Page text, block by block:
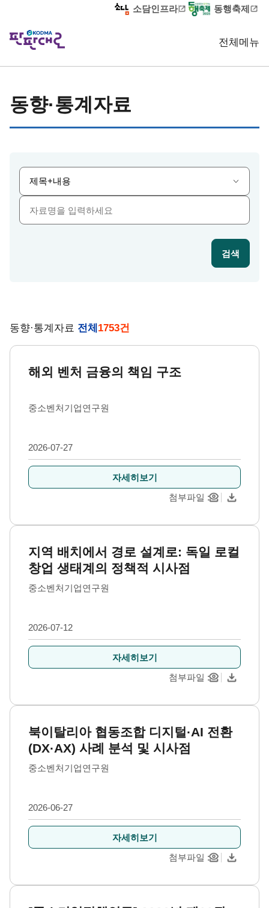
소담인프라 동행축제
전체메뉴
홈
판판 알림
동향·통계자료
검색
동향·통계자료 전체 1753건
해외 벤처 금융의 책임 구조
중소벤처기업연구원
2026-07-27
자세히보기
첨부파일
지역 배치에서 경로 설계로: 독일 로컬
창업 생태계의 정책적 시사점
중소벤처기업연구원
2026-07-12
자세히보기
첨부파일
북이탈리아 협동조합 디지털·AI 전환
(DX·AX) 사례 분석 및 시사점
중소벤처기업연구원
2026-06-27
자세히보기
첨부파일